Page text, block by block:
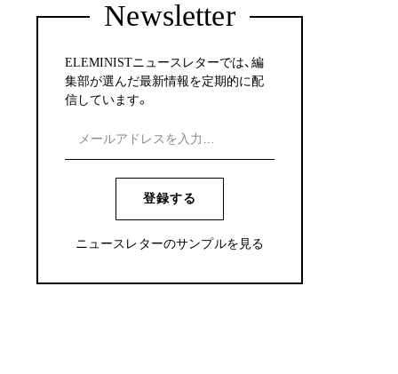
Newsletter
ELEMINISTニュースレターでは、編
集部が選んだ最新情報を定期的に配
信しています。
登録する
ニュースレターのサンプルを見る